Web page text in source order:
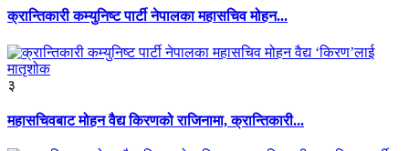
क्रान्तिकारी कम्युनिष्ट पार्टी नेपालका महासचिव मोहन...
३
महासचिवबाट मोहन वैद्य किरणको राजिनामा, क्रान्तिकारी...